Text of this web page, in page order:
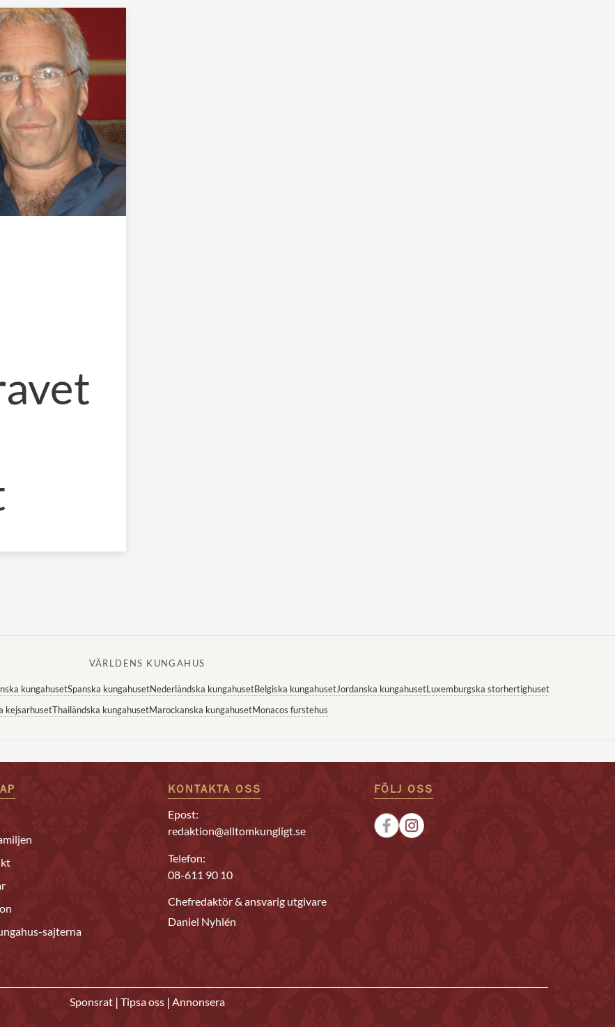
VÄRLDENS KUNGAHUS
kungahusetSpanska kungahusetNederländska kungahusetBelgiska kungahusetJordanska kungahusetLuxemburgska storhertighuset
kejsarhusetThailändska kungahusetMarockanska kungahusetMonacos furstehus
sajterna
KONTAKTA OSS
Epost:
redaktion@alltomkungligt.se
Telefon:
08-611 90 10
Chefredaktör & ansvarig utgivare
Daniel Nyhlén
FÖLJ OSS
Sponsrat | Tipsa oss | Annonsera